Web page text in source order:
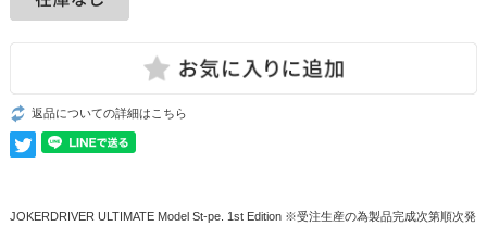
返品についての詳細はこちら
JOKERDRIVER ULTIMATE Model St-pe. 1st Edition ※受注生産の為製品完成次第順次発